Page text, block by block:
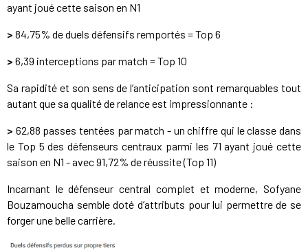
ayant joué cette saison en N1
> 84,75% de duels défensifs remportés = Top 6
> 6,39 interceptions par match = Top 10
Sa rapidité et son sens de l’anticipation sont remarquables tout
autant que sa qualité de relance est impressionnante :
> 62,88 passes tentées par match - un chiffre qui le classe dans
le Top 5 des défenseurs centraux parmi les 71 ayant joué cette
saison en N1 - avec 91,72% de réussite (Top 11)
Incarnant le défenseur central complet et moderne, Sofyane
Bouzamoucha semble doté d’attributs pour lui permettre de se
forger une belle carrière.